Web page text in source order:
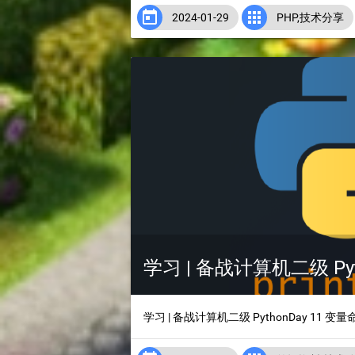
 2024-01-29  PHP,技术分享
学习 | 备战计算机二级
学习 | 备战计算机二级 PythonDay 11 变